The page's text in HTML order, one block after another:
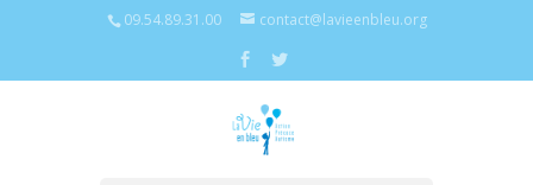
09.54.89.31.00 contact@lavieenbleu.org